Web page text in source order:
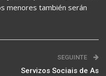
menores también serán
SEGUINTE
Servizos Sociais de As